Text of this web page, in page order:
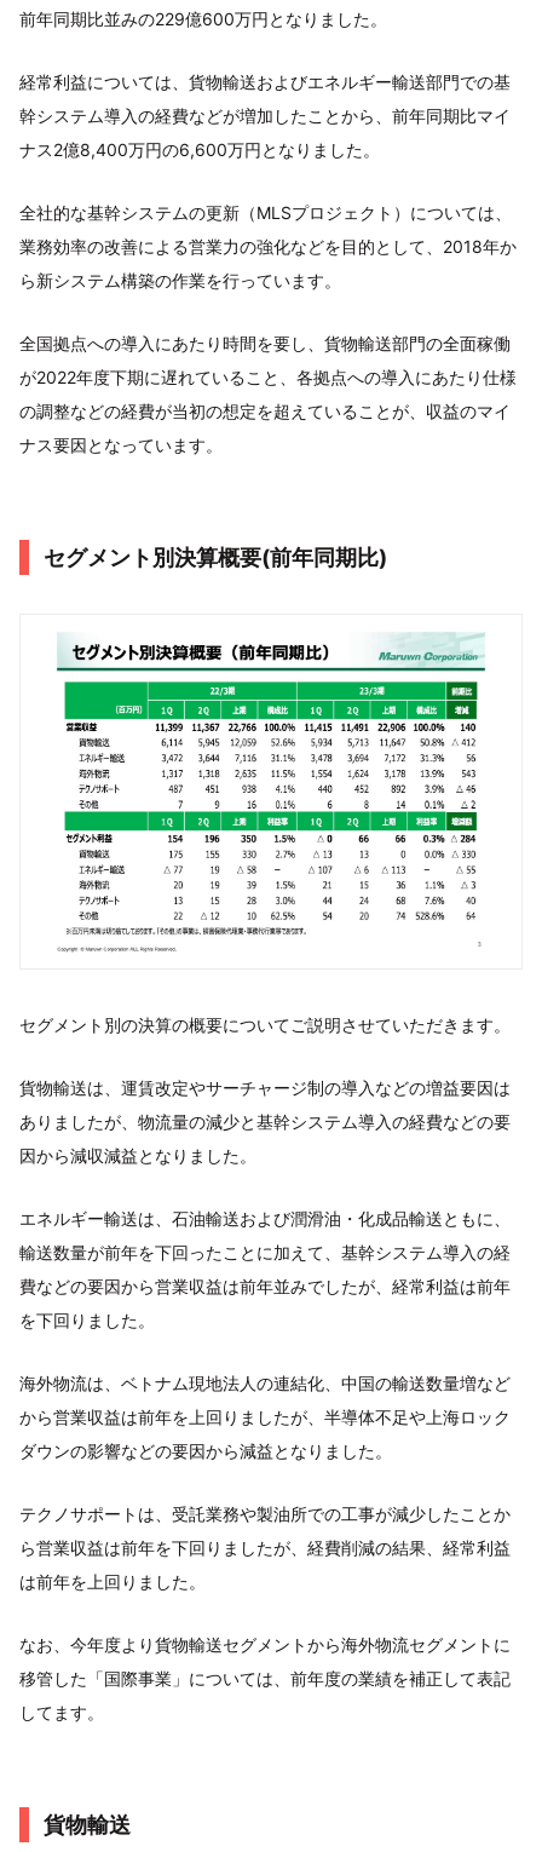
前年同期比並みの229億600万円となりました。
経常利益については、貨物輸送およびエネルギー輸送部門での基
幹システム導入の経費などが増加したことから、前年同期比マイ
ナス2億8,400万円の6,600万円となりました。
全社的な基幹システムの更新（MLSプロジェクト）については、
業務効率の改善による営業力の強化などを目的として、2018年か
ら新システム構築の作業を行っています。
全国拠点への導入にあたり時間を要し、貨物輸送部門の全面稼働
が2022年度下期に遅れていること、各拠点への導入にあたり仕様
の調整などの経費が当初の想定を超えていることが、収益のマイ
ナス要因となっています。
セグメント別決算概要(前年同期比)
セグメント別の決算の概要についてご説明させていただきます。
貨物輸送は、運賃改定やサーチャージ制の導入などの増益要因は
ありましたが、物流量の減少と基幹システム導入の経費などの要
因から減収減益となりました。
エネルギー輸送は、石油輸送および潤滑油・化成品輸送ともに、
輸送数量が前年を下回ったことに加えて、基幹システム導入の経
費などの要因から営業収益は前年並みでしたが、経常利益は前年
を下回りました。
海外物流は、ベトナム現地法人の連結化、中国の輸送数量増など
から営業収益は前年を上回りましたが、半導体不足や上海ロック
ダウンの影響などの要因から減益となりました。
テクノサポートは、受託業務や製油所での工事が減少したことか
ら営業収益は前年を下回りましたが、経費削減の結果、経常利益
は前年を上回りました。
なお、今年度より貨物輸送セグメントから海外物流セグメントに
移管した「国際事業」については、前年度の業績を補正して表記
してます。
貨物輸送